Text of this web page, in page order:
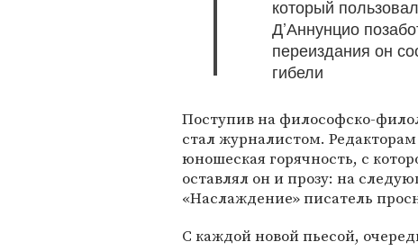
который
Д’Аннунцио
переиздания он
гибели
Поступив на философско-
стал журналистом.
юношеская горячность, с
оставлял он и прозу: на
«Наслаждение» писатель
С каждой новой пьесой,